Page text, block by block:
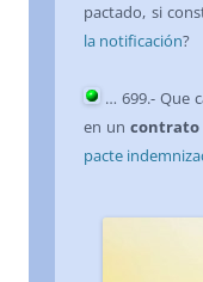
pactado, si
la notificación?
… 699.- Que
en uncontrato
pacte